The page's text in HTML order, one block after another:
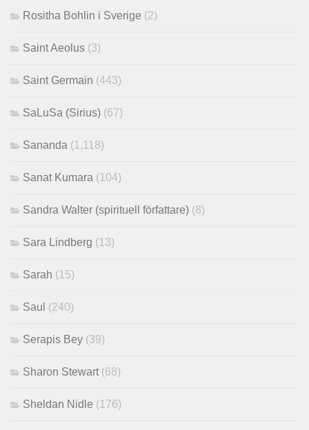
Rositha Bohlin i Sverige (2)
Saint Aeolus (3)
Saint Germain (443)
SaLuSa (Sirius) (67)
Sananda (1,118)
Sanat Kumara (104)
Sandra Walter (spirituell författare) (8)
Sara Lindberg (13)
Sarah (15)
Saul (240)
Serapis Bey (39)
Sharon Stewart(68)
Sheldan Nidle (176)